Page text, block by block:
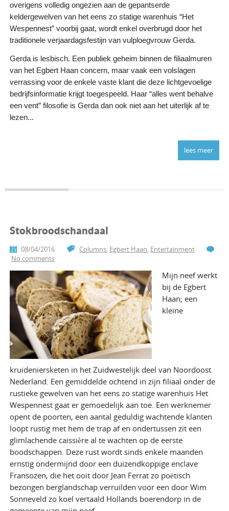
overigens volledig ongezien aan de gepantserde
keldergewelven van het eens zo statige warenhuis “Het
Wespennest” voorbij gaat, wordt enkel overbrugd door het
traditionele verjaardagsfestijn van vulploegvrouw Gerda.
Gerda is lesbisch. Een publiek geheim binnen de filiaalmuren
van het Egbert Haan concern, maar vaak een volslagen
verrassing voor de enkele vaste klant die deze lichtgevoelige
bedrijfsinformatie krijgt toegespeeld. Haar “alles went behalve
een vent” filosofie is Gerda dan ook niet aan het uiterlijk af te
lezen...
lees meer
Stokbroodschandaal
08/04/2016 Columns, Egbert Haan, Entertainment
No comments
Mijn neef werkt
bij de Egbert
Haan; een
kleine
kruideniersketen in het Zuidwestelijk deel van Noordoost
Nederland. Een gemiddelde ochtend in zijn filiaal onder de
rustieke gewelven van het eens zo statige warenhuis Het
Wespennest gaat er gemoedelijk aan toe. Een werknemer
opent de poorten, een aantal geduldig wachtende klanten
loopt rustig met hem de trap af en ondertussen zit een
glimlachende caissière al te wachten op de eerste
boodschappen. Deze rust wordt sinds enkele maanden
ernstig ondermijnd door een duizendkoppige enclave
Fransozen, die het ooit door Jean Ferrat zo poëtisch
bezongen berglandschap verruilden voor een door Wim
Sonneveld zo koel vertaald Hollands boerendorp in de